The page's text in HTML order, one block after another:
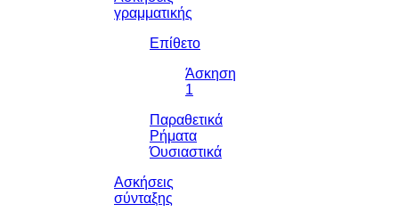
γραμματικής
Επίθετο
Άσκηση
1
Παραθετικά
Ρήματα
Όυσιαστικά
Ασκήσεις
σύνταξης